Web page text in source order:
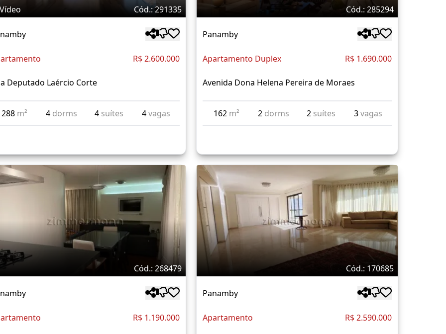
Vídeo Cód.: 291335
R$ 2.600.000
Deputado Laércio Corte
288 m² 4 dorms 4 suítes 4vagas
Cód.: 285294
Panamby
Apartamento Duplex R$ 1.690.000
Avenida Dona Helena Pereira de Moraes
162 m² 2 dorms 2 suítes 3vagas
Cód.: 268479
R$ 1.190.000
Cód.: 170685
Panamby
Apartamento R$ 2.590.000